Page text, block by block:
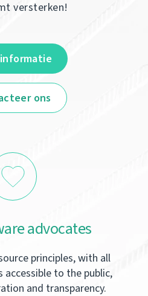
versterken!
ons
advocates
principles, with all
accessible to the public,
and transparency.